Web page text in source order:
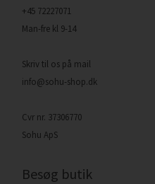
+45 72227071
Man-fre kl 9-14
Skriv til os på mail
info@sohu-shop.dk
Cvr nr. 37306770
Sohu ApS
Besøg butik